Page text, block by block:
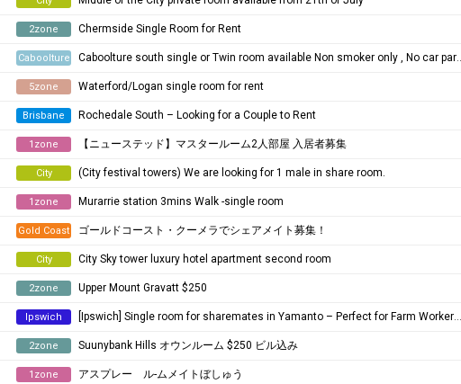
2zone Chermside Single Room for Rent
Caboolture Caboolture south single or Twin room available Non smoker only , No car park space
5zone Waterford/Logan single room for rent
Brisbane Rochedale South – Looking for a Couple to Rent
1zone 【ニューステッド】マスタールーム2人部屋 入居者募集
City (City festival towers) We are looking for 1 male in share room.
1zone Murarrie station 3mins Walk -single room
Gold Coast ゴールドコースト・クーメラでシェアメイト募集！
City City Sky tower luxury hotel apartment second room
2zone Upper Mount Gravatt $250
Ipswich [Ipswich] Single room for sharemates in Yamanto – ​​Perfect for Farm Workers (Near Boonah)
2zone Suunybank Hills オウンルーム $250 ビル込み
1zone アスプレー ル-ムメイトぼしゅう